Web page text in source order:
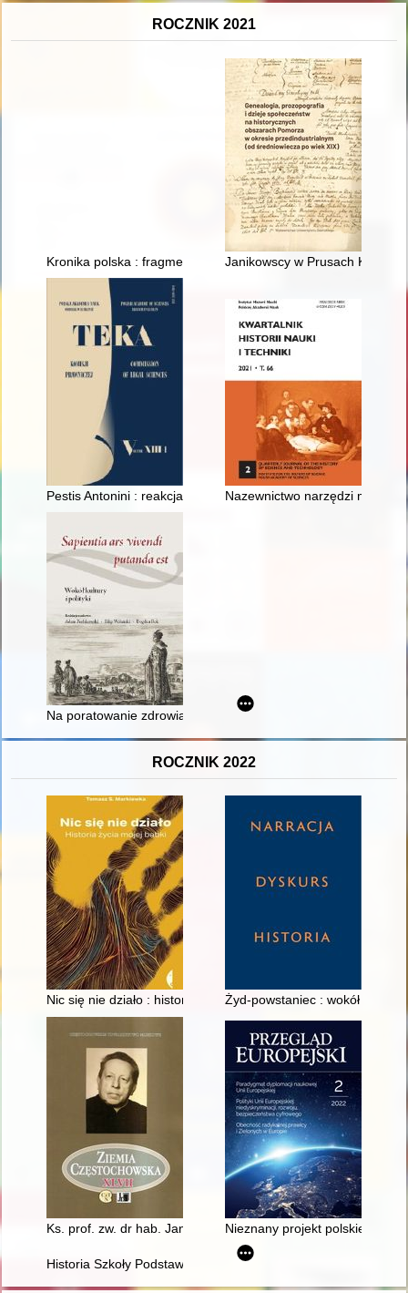
ROCZNIK 2021
Kronika polska : fragment zachowanej kroniki z lat 1516-1531
Janikowscy w Prusach
Pestis Antonini : reakcja Marka Antoniusza na globalną
Nazewnictwo narzędzi
Na poratowanie zdrowia" : kuracyjno-krajoznawcza podróż
ROCZNIK 2022
Nic się nie działo : historia życia mojej babki
Żyd-powstaniec : wokół
Ks. prof. zw. dr hab. Jan Związek - biografista i regionalista
Nieznany projekt polskiej
Historia Szkoły Podstawowej im. Henryka Sienkiewicza w